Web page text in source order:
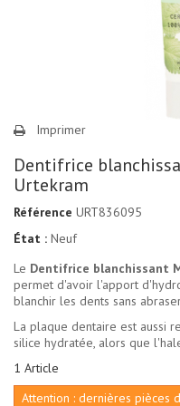
Imprimer
Dentifrice
Urtekram
Référence URT836095
État : Neuf
Le Dentifrice blanchissant
permet d'avoir l'apport
blanchir les dents sans
La plaque dentaire est aussi
silice hydratée, alors que
1 Article
Attention : dernières pièces